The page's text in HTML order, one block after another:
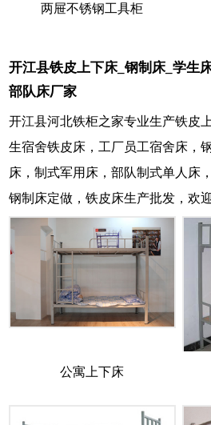
两屉不锈钢工具柜
开江县铁皮上下床_钢制床_学生
部队床厂家
开江县河北铁柜之家专业生产铁皮
生宿舍铁皮床，工厂员工宿舍床，
床，制式军用床，部队制式单人床
钢制床定做，铁皮床生产批发，欢
公寓上下床